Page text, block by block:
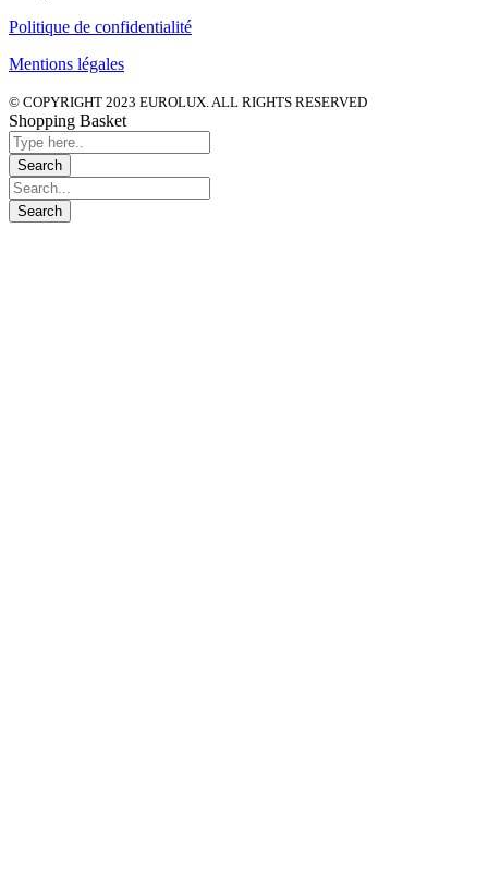
Politique de confidentialité
Mentions légales
© COPYRIGHT 2023 EUROLUX. ALL RIGHTS RESERVED
Shopping Basket